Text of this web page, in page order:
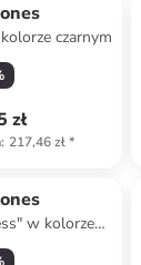
czarnym
zł
: 217,46 zł*
w kolorze